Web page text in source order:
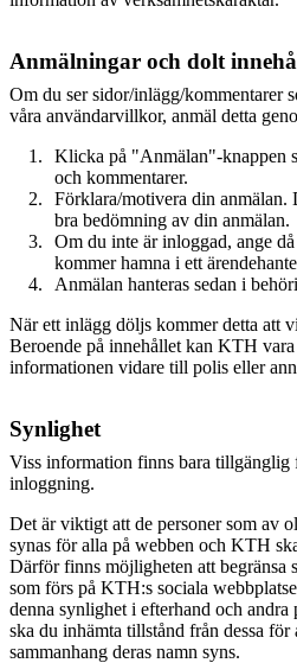
Anmälningar och dolt
Om du ser sidor/inlägg/kommentarer
våra användarvillkor, anmäl detta
Klicka på "Anmälan"-knappen
och kommentarer.
Förklara/motivera din anmälan.
bra bedömning av din anmälan.
Om du inte är inloggad, ange
kommer hamna i ett
Anmälan hanteras sedan i
När ett inlägg döljs kommer detta att
Beroende på innehållet kan KTH
informationen vidare till polis eller
Synlighet
Viss information finns bara
inloggning.
Det är viktigt att de personer som av
synas för alla på webben och KTH
Därför finns möjligheten att begränsa
som förs på KTH:s sociala
denna synlighet i efterhand och andra
ska du inhämta tillstånd från dessa
sammanhang deras namn syns.